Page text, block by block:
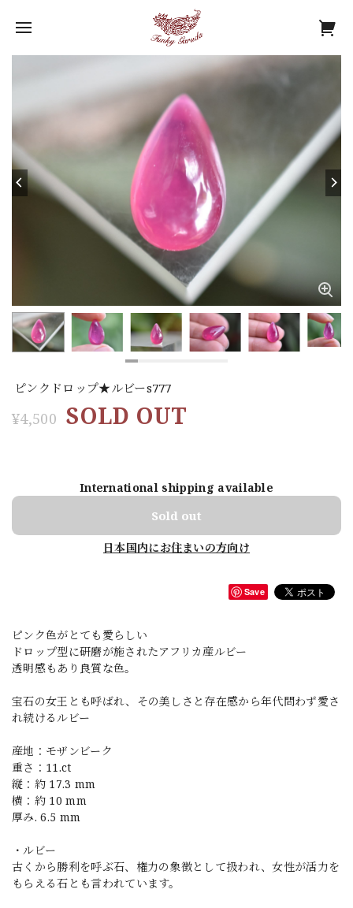
ピンクドロップ★ルビーs777
¥4,500 SOLD OUT
International shipping available
Sold out
日本国内にお住まいの方向け
Save
ピンク色がとても愛らしい
ドロップ型に研磨が施されたアフリカ産ルビー
透明感もあり良質な色。
宝石の女王とも呼ばれ、その美しさと存在感から年代問わず愛さ
れ続けるルビー
産地：モザンビーク
重さ：11.ct
縦：約 17.3 mm
横：約 10 mm
厚み. 6.5 mm
・ルビー
古くから勝利を呼ぶ石、権力の象徴として扱われ、女性が活力を
もらえる石とも言われています。